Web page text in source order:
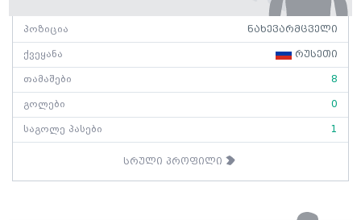
პოზიცია ნახევარმცველი
ქვეყანა რუსეთი
თამაშები 8
გოლები 0
საგოლე პასები 1
სრული პროფილი